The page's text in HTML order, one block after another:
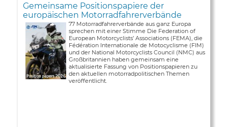
Gemeinsame Positionspapiere der
europäischen Motorradfahrerverbände
77 Motorradfahrerverbände aus ganz Europa
sprechen mit einer Stimme Die Federation of
European Motorcyclists’ Associations (FEMA), die
Fédération Internationale de Motocyclisme (FIM)
und der National Motorcyclists Council (NMC) aus
Großbritannien haben gemeinsam eine
aktualisierte Fassung von Positionspapieren zu
den aktuellen motorradpolitischen Themen
veröffentlicht.